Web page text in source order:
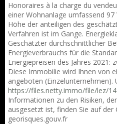
Honoraires à la charge du
einer Wohnanlage umfassend
Höhe der anteiligen des
Verfahren ist im Gange.
Geschätzter durchschnittlicher
Energieverbrauchs für die
Energiepreisen des Jahres 2021:
Diese Immobilie wird Ihnen von
angeboten (Einzelunternehmen).
https://files.netty.immo/file/lez/
Informationen zu den Risiken,
ausgesetzt ist, finden Sie auf der
georisques.gouv.fr